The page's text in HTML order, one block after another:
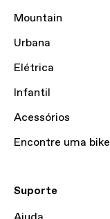
Mountain
Urbana
Elétrica
Infantil
Acessórios
Encontre uma bike
Suporte